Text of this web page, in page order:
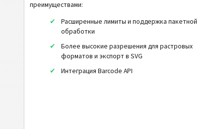
PDF417
Micro QR Код
DotCode
Royal Mail Mailmark 2D
преимуществами:
Расширенные лимиты и поддержка пакетной
обработки
Более высокие разрешения для растровых
форматов и экспорт в SVG
Интеграция Barcode API